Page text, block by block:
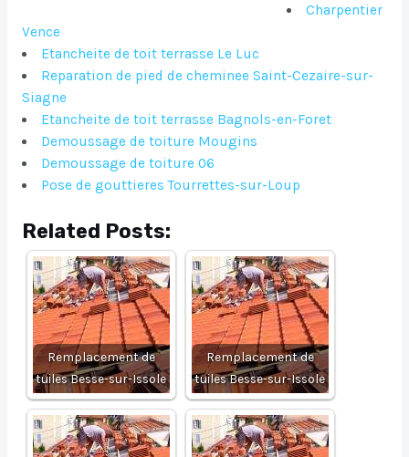
Charpentier
Vence
Etancheite de toit terrasse Le Luc
Reparation de pied de cheminee Saint-Cezaire-sur-
Siagne
Etancheite de toit terrasse Bagnols-en-Foret
Demoussage de toiture Mougins
Demoussage de toiture 06
Pose de gouttieres Tourrettes-sur-Loup
Related Posts:
Remplacement de
tuiles Besse-sur-Issole
Remplacement de
tuiles Besse-sur-Issole